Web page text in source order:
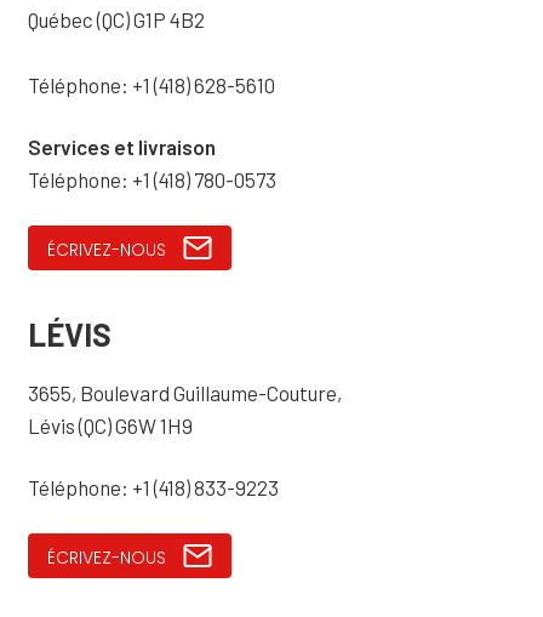
Québec (QC) G1P 4B2
Téléphone: +1 (418) 628-5610
Services et livraison
Téléphone: +1 (418) 780-0573
ÉCRIVEZ-NOUS
LÉVIS
3655, Boulevard Guillaume-Couture,
Lévis (QC) G6W 1H9
Téléphone: +1 (418) 833-9223
ÉCRIVEZ-NOUS